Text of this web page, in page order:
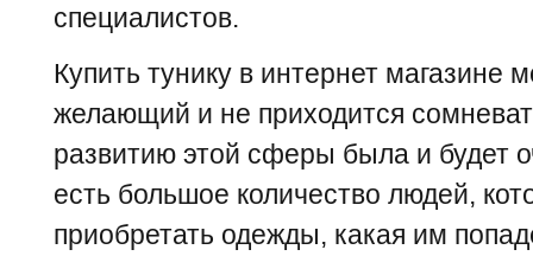
специалистов.
Купить тунику в интернет магазине
желающий и не приходится
развитию этой сферы была и будет
есть большое количество людей,
приобретать одежды, какая им